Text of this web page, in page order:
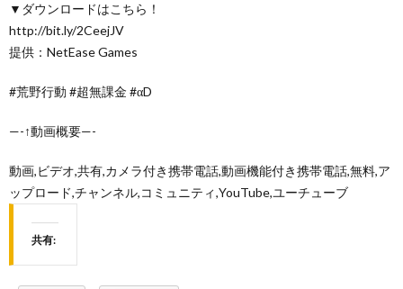
▼ダウンロードはこちら！
http://bit.ly/2CeejJV
提供：NetEase Games
#荒野行動 #超無課金 #αD
—-↑動画概要—-
動画,ビデオ,共有,カメラ付き携帯電話,動画機能付き携帯電話,無料,ア
ップロード,チャンネル,コミュニティ,YouTube,ユーチューブ
共有: